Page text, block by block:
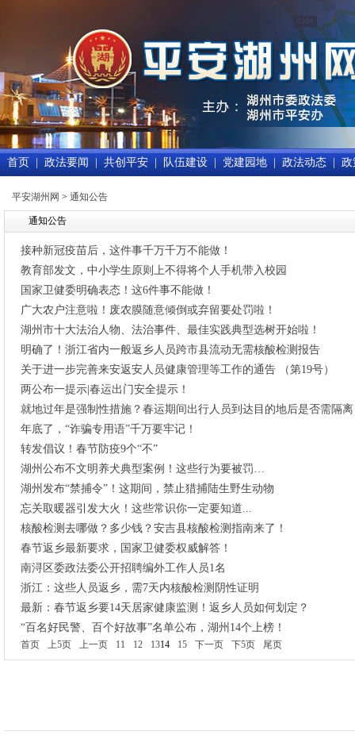
首页 政法要闻 共创平安 队伍建设 党建园地 政法动态 政
平安湖州网 > 通知公告
通知公告
接种新冠疫苗后，这件事千万千万不能做！
教育部发文，中小学生原则上不得将个人手机带入校园
国家卫健委明确表态！这6件事不能做！
广大农户注意啦！废农膜随意倾倒或弃留要处罚啦！
湖州市十大法治人物、法治事件、最佳实践典型选树开始啦！
明确了！浙江省内一般返乡人员跨市县流动无需核酸检测报告
关于进一步完善来安返安人员健康管理等工作的通告 （第19号）
两公布一提示|春运出门安全提示！
就地过年是强制性措施？春运期间出行人员到达目的地后是否需隔离
年底了，“诈骗专用语”千万要牢记！
转发倡议！春节防疫9个“不”
湖州公布不文明养犬典型案例！这些行为要被罚…
湖州发布“禁捕令”！这期间，禁止猎捕陆生野生动物
忘关取暖器引发大火！这些常识你一定要知道...
核酸检测去哪做？多少钱？安吉县核酸检测指南来了！
春节返乡最新要求，国家卫健委权威解答！
南浔区委政法委公开招聘编外工作人员1名
浙江：这些人员返乡，需7天内核酸检测阴性证明
最新：春节返乡要14天居家健康监测！返乡人员如何划定？
“百名好民警、百个好故事”名单公布，湖州14个上榜！
首页 上5页 上一页 11 12 1314 15 下一页 下5页 尾页